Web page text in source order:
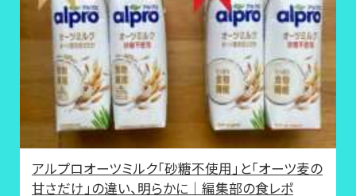
アルプロオーツミルク「砂糖不使用」と「オーツ麦の
甘さだけ」の違い、明らかに｜編集部の食レポ